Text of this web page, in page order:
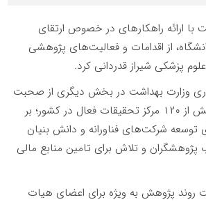
با ارائه راهکارهای در خصوص ارتقای
از اقدامات و فعالیت‌های پژوهشی
پزشکی شیراز قدردانی کرد.
وزارت بهداشت در بخش دیگری از صحبت
های خود به فعالیت بیش از ۱۲۰ مرکز تحقیقات فعال در کشور؛ بر
توسعه شرکت‌های فناورانه و دانش بنیان
و تلاش برای تامین منابع مالی
روند پژوهش به ویژه برای اعضای هیات